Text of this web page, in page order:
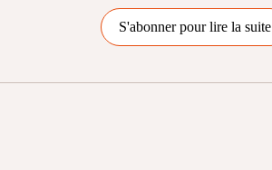
S'abonner pour lire la suite